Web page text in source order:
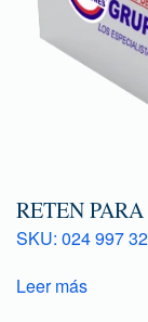
RETEN
SKU: 024 997
Leer más